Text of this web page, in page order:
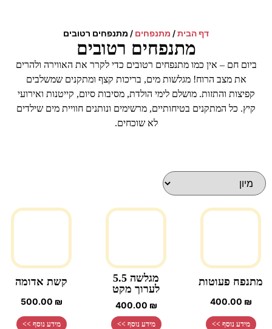
דף הבית/ מתנפחים / מתנפחים רטובים
מתנפחים רטובים
ביום חם – אין כמו מתנפחים רטובים כדי לקרר את האווירה ולהרים
את מצב הרוח! מגלשות מים, בריכות קצף ומתקנים שמשלבים
קפיצות והתזות. מושלם לימי הולדת, מסיבות סיום, קייטנות ואירועי
קיץ. כל המתקנים בטיחותיים, מרשימים ונותנים חוויית מים שילדים
לא שוכחים.
מתנפח פעוטות
400.00 ₪
מידע נוסף >>
מגלשה 5.5
לערוך מקט
400.00 ₪
מידע נוסף >>
קשת אדומה
500.00 ₪
מידע נוסף >>